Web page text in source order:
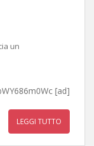
un
[ad]
LEGGI TUTTO